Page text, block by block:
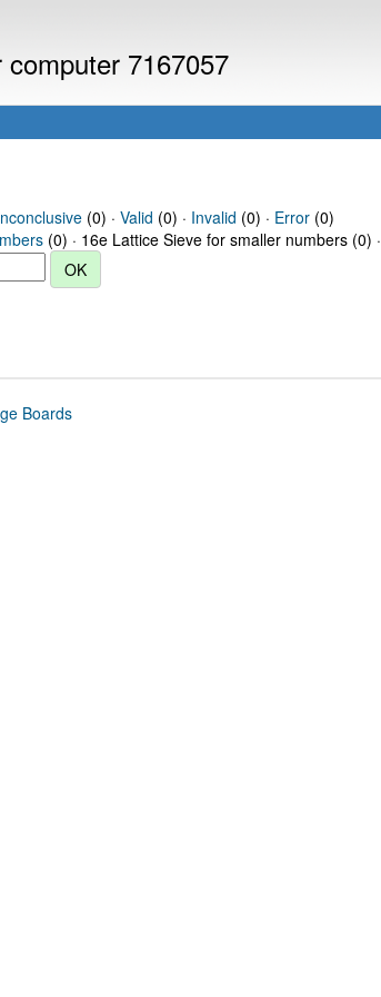
7167057
(0) · Valid (0) · Invalid (0) · Error(0)
(0) · 16e Lattice Sieve for smaller numbers (0) ·
Boards